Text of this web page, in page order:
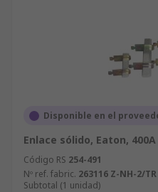
Disponible en el
Enlace sólido, Eaton,
Código RS 254-491
Nº ref. fabric. 263116 Z-NH-2/TR
Subtotal (1 unidad)